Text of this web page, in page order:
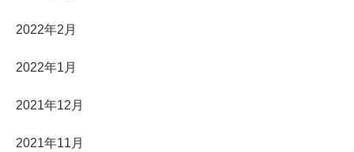
2022年2月
2022年1月
2021年12月
2021年11月